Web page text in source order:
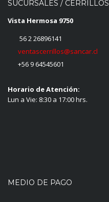
SUCURSALES / CERRILLOS
Vista Hermosa 9750
56 2 26896141
ventascerrillos@sancar.cl
+56 9 64545601
Horario de Atención:
Lun a Vie: 8:30 a 17:00 hrs.
MEDIO DE PAGO